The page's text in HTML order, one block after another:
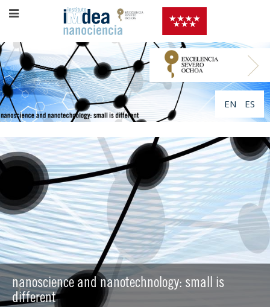
EN ES
nanoscience and nanotechnology: small is
different